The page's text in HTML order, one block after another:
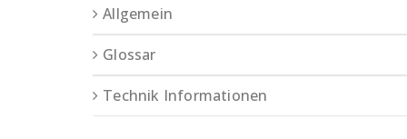
Allgemein
Glossar
Technik Informationen